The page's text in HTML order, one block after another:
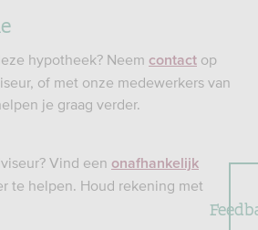
hypotheek? Neem contact op
of met onze medewerkers van
je graag verder.
Vind een onafhankelijk
te helpen. Houd rekening met